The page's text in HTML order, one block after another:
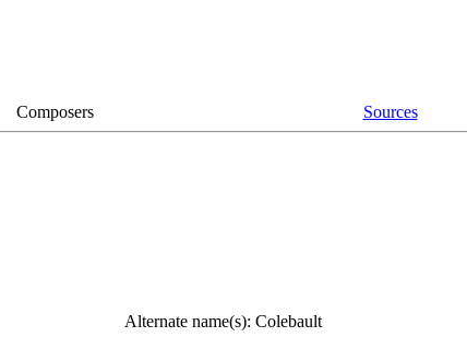
Composers Sources
Alternate name(s): Colebault